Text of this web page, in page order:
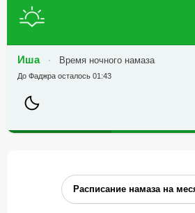
Иша Время ночного намаза
До Фаджра осталось 01:43
Расписание намаза на